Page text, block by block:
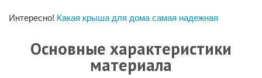
Интересно! Какая крыша для дома самая надежная
Основные характеристики
материала